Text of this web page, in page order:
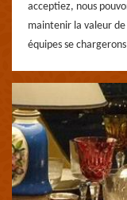
acceptiez, nous
maintenir la valeur
équipes se